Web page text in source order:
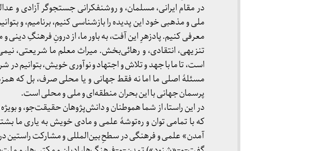
در مقام ایرانی، مسلمان، و روشنفکرانی جستجوگر آزادی و
ملی و مذهبی خود این پدیده را بازشناسی کنیم، برنامیم، و
معرفی کنیم. پادزهرِ این آفت، به باور ما، از درونِ فرهنگِ دینی و
تنزیهی، انتقادی، و رهائی‌بخش. میراث معلم ما شریعتی،
است، تا ما با جهد و تلاش و اجتهاد و نوآوری خویش، بتوانیم در
مسئلهٔ اصلی ما اما نه فقط جهانی و یا محلی صرف، بل که
پرسمان جهانی با این بحران منطقه‌ای و ملی و محلی است.
در این راستا، از شما هموطنان و دانش‌پژوهان حقیقت‌جو، و
که با تمامی توان و ره‌توشهٔ علمی و مادی خویش به یاری ما
آمدن» علمی و فرهنگی در سطحِ بین‌المللی و مشارکت راستین